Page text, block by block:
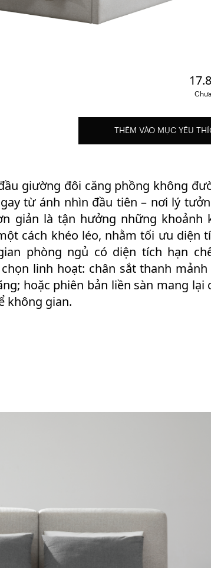
THÊM VÀO MỤC YÊU
giường đôi căng phồng không
từ ánh nhìn đầu tiên – nơi lý
giản là tận hưởng những khoảnh
cách khéo léo, nhằm tối ưu diện
phòng ngủ có diện tích hạn
linh hoạt: chân sắt thanh
hoặc phiên bản liền sàn mang lại
không gian.